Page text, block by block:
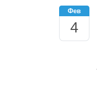
Фев
4